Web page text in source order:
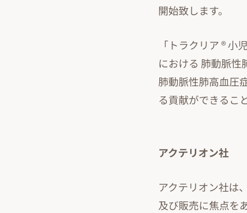
開始致します。
「トラクリア ®
における 肺動脈性
肺動脈性肺高血圧
る貢献ができるこ
アクテリオン社
アクテリオン社は
及び販売に焦点を